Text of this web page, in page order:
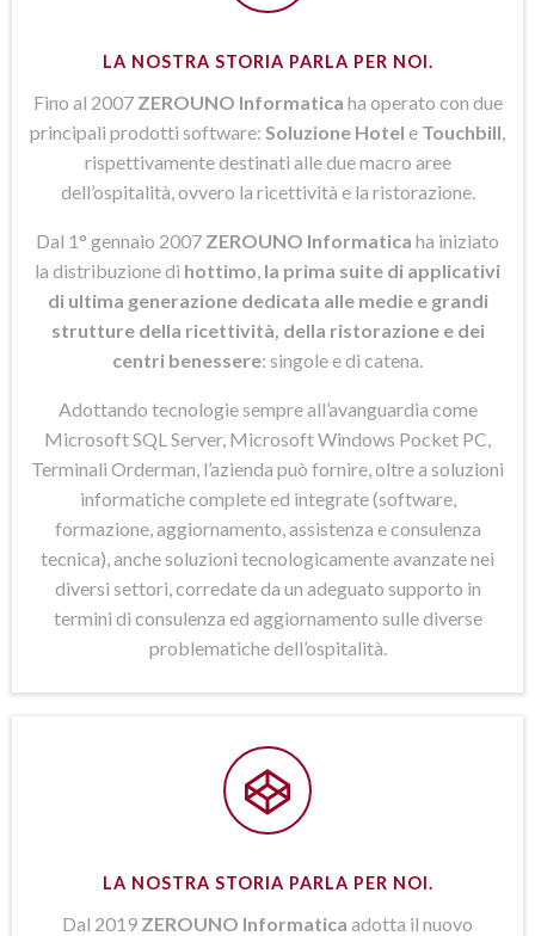
LA NOSTRA STORIA PARLA PER NOI.
Fino al 2007 ZEROUNO Informatica ha operato con due
principali prodotti software: Soluzione Hotel e Touchbill
rispettivamente destinati alle due macro aree
dell’ospitalità, ovvero la ricettività e la ristorazione.
Dal 1° gennaio 2007 ZEROUNO Informatica ha iniziato
la distribuzione di hottimo la prima suite di applicativi
di ultima generazione dedicata alle medie e grandi
strutture della ricettività, della ristorazione e dei
centri benessere: singole e di catena.
Adottando tecnologie sempre all’avanguardia come
Microsoft SQL Server, Microsoft Windows Pocket PC,
Terminali Orderman, l’azienda può fornire, oltre a soluzioni
informatiche complete ed integrate (software,
formazione, aggiornamento, assistenza e consulenza
tecnica), anche soluzioni tecnologicamente avanzate nei
diversi settori, corredate da un adeguato supporto in
termini di consulenza ed aggiornamento sulle diverse
problematiche dell’ospitalità.
LA NOSTRA STORIA PARLA PER NOI.
Dal 2019 ZEROUNO Informatica adotta il nuovo